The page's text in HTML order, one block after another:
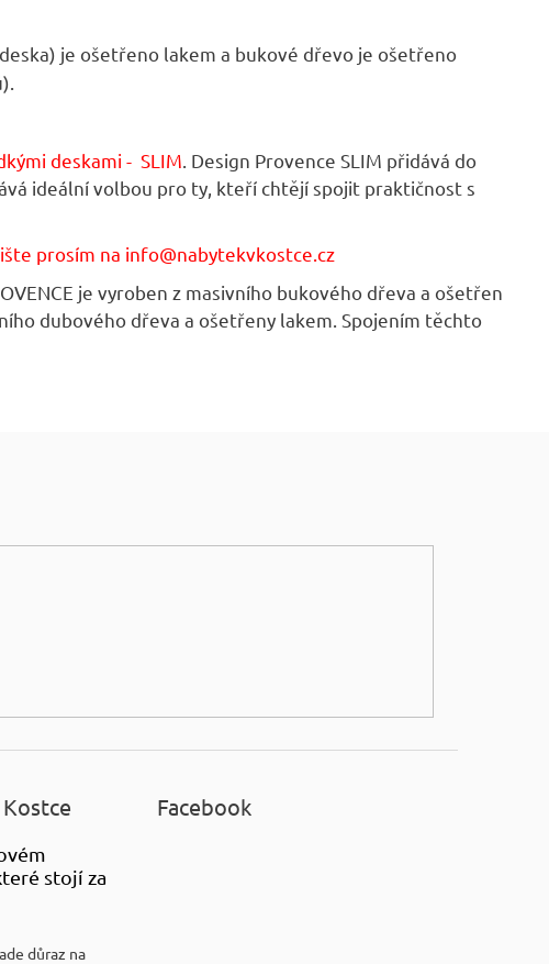
je ošetřeno lakem a bukové dřevo je ošetřeno
deskami - SLIM. Design Provence SLIM přidává do
ideální volbou pro ty, kteří chtějí spojit praktičnost s
prosím na info@nabytekvkostce.cz
je vyroben z masivního bukového dřeva a ošetřen
dubového dřeva a ošetřeny lakem. Spojením těchto
stojí za
důraz na
Facebook